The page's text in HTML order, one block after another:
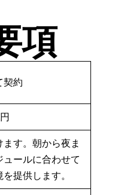
項
契約
す。朝から夜ま
ールに合わせて
提供します。